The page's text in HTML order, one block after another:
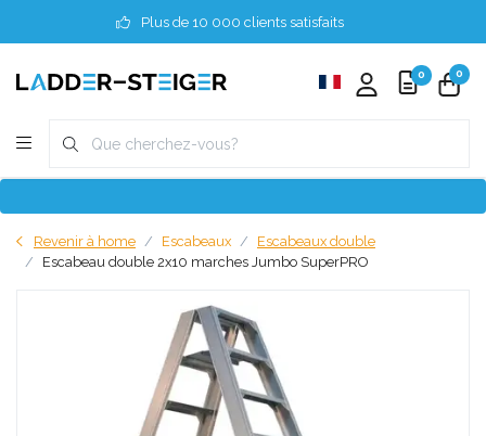
Plus de 10 000 clients satisfaits
0 0
Revenir à home Escabeaux
Escabeaux double
Escabeau double 2x10 marches Jumbo SuperPRO